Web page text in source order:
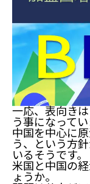
一応、表向き
う事になって
中国を中心に
う、という方
いるそうです。
米国と中国の
ょうか。